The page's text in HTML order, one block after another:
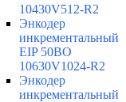
10430V512-R2
Энкодер
инкрементальный
EIP 50BO
10630V1024-R2
Энкодер
инкрементальный